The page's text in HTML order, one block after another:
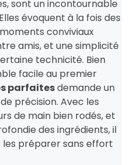
sont un incontournable
évoquent à la fois des
conviviaux
amis, et une simplicité
technicité. Bien
facile au premier
parfaitesdemande un
précision. Avec les
de main bien rodés, et
des ingrédients, il
préparer sans effort